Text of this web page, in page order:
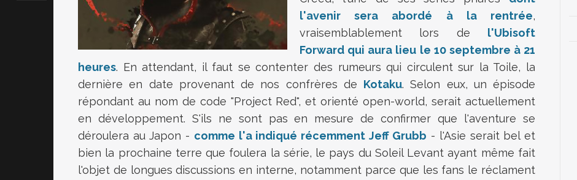
l'avenir sera abordé à la rentrée,
vraisemblablement lors de l'Ubisoft
Forward qui aura lieu le 10 septembre à 21
heures. En attendant, il faut se contenter des rumeurs qui circulent sur la Toile, la
dernière en date provenant de nos confrères de Kotaku. Selon eux, un épisode
répondant au nom de code "Project Red", et orienté open-world, serait actuellement
en développement. S'ils ne sont pas en mesure de confirmer que l'aventure se
déroulera au Japon - comme l'a indiqué récemment Jeff Grubb - l'Asie serait bel et
bien la prochaine terre que foulera la série, le pays du Soleil Levant ayant même fait
l'objet de longues discussions en interne, notamment parce que les fans le réclament